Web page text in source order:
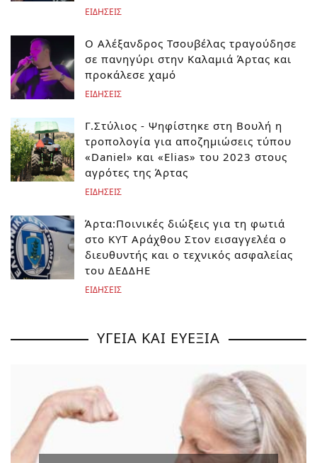
ΕΙΔΗΣΕΙΣ
Ο Αλέξανδρος Τσουβέλας τραγούδησε
σε πανηγύρι στην Καλαμιά Άρτας και
προκάλεσε χαμό
ΕΙΔΗΣΕΙΣ
Γ.Στύλιος - Ψηφίστηκε στη Βουλή η
τροπολογία για αποζημιώσεις τύπου
«Daniel» και «Elias» του 2023 στους
αγρότες της Άρτας
ΕΙΔΗΣΕΙΣ
Άρτα:Ποινικές διώξεις για τη φωτιά
στο ΚΥΤ Αράχθου Στον εισαγγελέα ο
διευθυντής και ο τεχνικός ασφαλείας
του ΔΕΔΔΗΕ
ΕΙΔΗΣΕΙΣ
ΥΓΕΙΑ ΚΑΙ ΕΥΕΞΙΑ